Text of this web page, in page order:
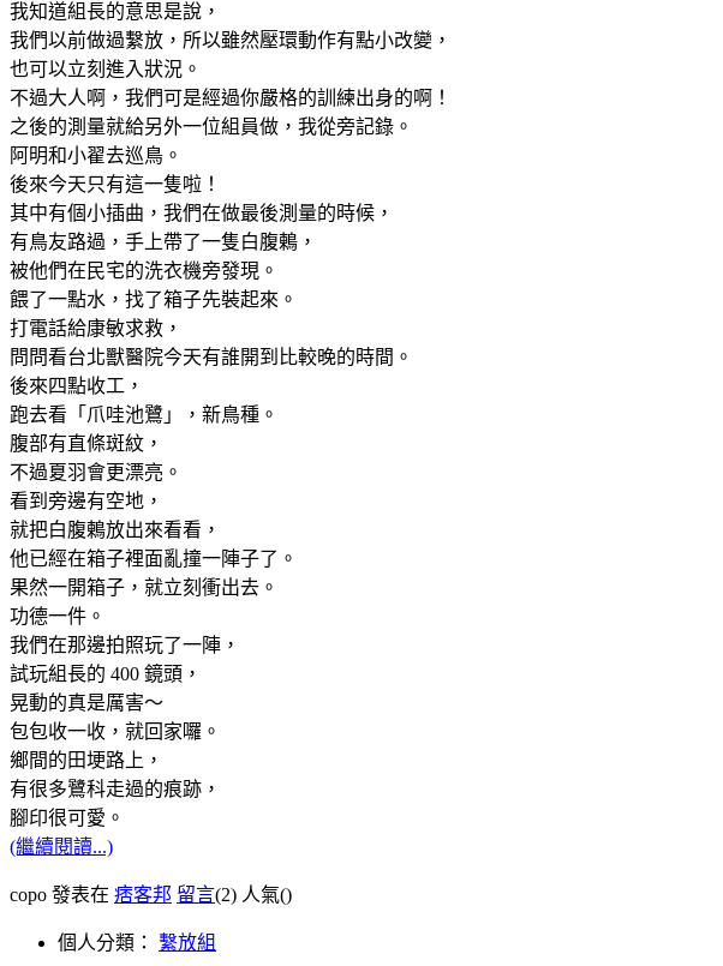
我知道組長的意思是說，
我們以前做過繫放，所以雖然壓環動作有點小改變，
也可以立刻進入狀況。
不過大人啊，我們可是經過你嚴格的訓練出身的啊！
之後的測量就給另外一位組員做，我從旁記錄。
阿明和小翟去巡鳥。
後來今天只有這一隻啦！
其中有個小插曲，我們在做最後測量的時候，
有鳥友路過，手上帶了一隻白腹鶇，
被他們在民宅的洗衣機旁發現。
餵了一點水，找了箱子先裝起來。
打電話給康敏求救，
問問看台北獸醫院今天有誰開到比較晚的時間。
後來四點收工，
跑去看「爪哇池鷺」，新鳥種。
腹部有直條斑紋，
不過夏羽會更漂亮。
看到旁邊有空地，
就把白腹鶇放出來看看，
他已經在箱子裡面亂撞一陣子了。
果然一開箱子，就立刻衝出去。
功德一件。
我們在那邊拍照玩了一陣，
試玩組長的 400 鏡頭，
晃動的真是厲害～
包包收一收，就回家囉。
鄉間的田埂路上，
有很多鷺科走過的痕跡，
腳印很可愛。
(繼續閱讀...)
copo 發表在 痞客邦 留言(2) 人氣()
個人分類： 繫放組